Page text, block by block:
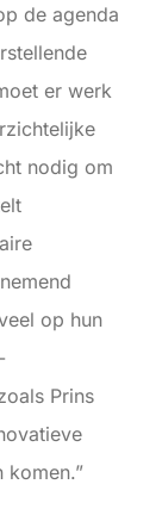
de agenda
er werk
nodig om
op hun
Prins
komen.”